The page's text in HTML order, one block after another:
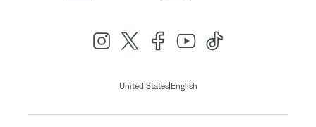
United States| English